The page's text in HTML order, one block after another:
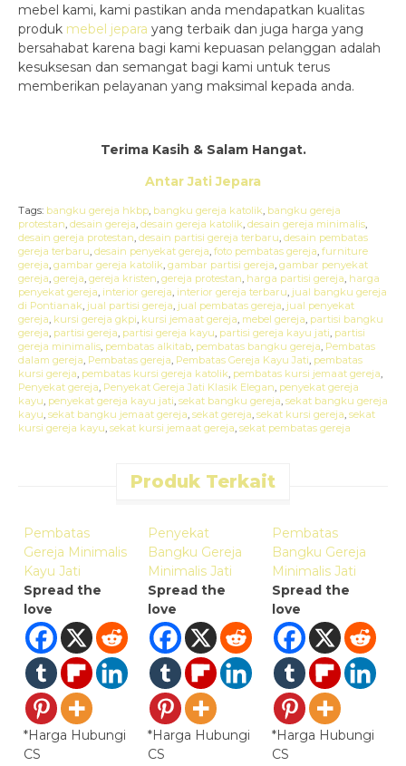
mebel kami, kami pastikan anda mendapatkan kualitas
produk mebel jepara yang terbaik dan juga harga yang
bersahabat karena bagi kami kepuasan pelanggan adalah
kesuksesan dan semangat bagi kami untuk terus
memberikan pelayanan yang maksimal kepada anda.
Terima Kasih & Salam Hangat.
Antar Jati Jepara
Tags: bangku gereja hkbp bangku gereja katolik bangku gereja
protestan desain gereja desain gereja katolik desain gereja minimalis
desain gereja protestan desain partisi gereja terbaru desain pembatas
gereja terbaru desain penyekat gereja foto pembatas gereja furniture
gereja gambar gereja katolik gambar partisi gereja gambar penyekat
gereja gereja gereja kristen gereja protestan harga partisi gereja harga
penyekat gereja interior gereja interior gereja terbaru jual bangku gereja
di Pontianak jual partisi gereja jual pembatas gereja jual penyekat
gereja kursi gereja gkpi kursi jemaat gereja mebel gereja partisi bangku
gereja partisi gereja partisi gereja kayu partisi gereja kayu jati partisi
gereja minimalis pembatas alkitab pembatas bangku gereja Pembatas
dalam gereja Pembatas gereja Pembatas Gereja Kayu Jati pembatas
kursi gereja pembatas kursi gereja katolik pembatas kursi jemaat gereja
Penyekat gereja Penyekat Gereja Jati Klasik Elegan penyekat gereja
kayu penyekat gereja kayu jati sekat bangku gereja sekat bangku gereja
kayu sekat bangku jemaat gereja sekat gereja sekat kursi gereja sekat
kursi gereja kayu sekat kursi jemaat gereja sekat pembatas gereja
Produk Terkait
Pembatas
Gereja Minimalis
Kayu Jati
Spread the
love
*Harga Hubungi
CS
Penyekat
Bangku Gereja
Minimalis Jati
Spread the
love
*Harga Hubungi
CS
Pembatas
Bangku Gereja
Minimalis Jati
Spread the
love
*Harga Hubungi
CS